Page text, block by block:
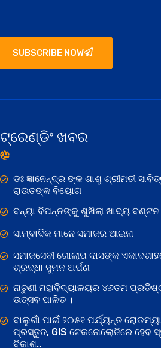
SUBSCRIBE NOW
ଟ୍ରେଣ୍ଡିଂ ଖବର
ଡଃ ଜ୍ଞାନେନ୍ଦ୍ର ଙ୍କ ଶାଶୁ ଶ୍ରୀମତୀ
ରାଉତଙ୍କ ବିୟୋଗ
ବନ୍ୟା ବିପନ୍ନଙ୍କୁ ଶୁଖିଲା ଖାଦ୍ୟ ବଣ୍ଟନ
ସାମ୍ବାଦିକ ମାନେ ସମାଜର ଆଇନା
ସମାଜସେବୀ ଗୋଲାପ ଦାସଙ୍କ
ଶ୍ରଦ୍ଧା ସୁମନ ଅର୍ପଣ
ନାଚୁଣୀ ମହାବିଦ୍ୟାଳୟର ୪୬ତମ
ଉତ୍ସବ ପାଳିତ ।
ବାଲୁଗାଁ ପାଇଁ ୨୦୫୧ ପର୍ଯ୍ୟନ୍ତ
ପ୍ରସ୍ତୁତ, GIS ଟେକନୋଲୋଜିରେ ହେବ
ବିକାଶ..